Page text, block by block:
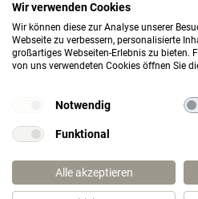
AGB
Barrierefreiheit
Datenschutz
Impressum
Markt Schwaben bei München
TOP
Wir verwenden Cookies
Wir können diese zur Analyse unserer
Webseite zu verbessern, personalisierte
großartiges Webseiten-Erlebnis zu bieten.
von uns verwendeten Cookies öffnen Sie
Notwendig
Funktional
Alle akzeptieren